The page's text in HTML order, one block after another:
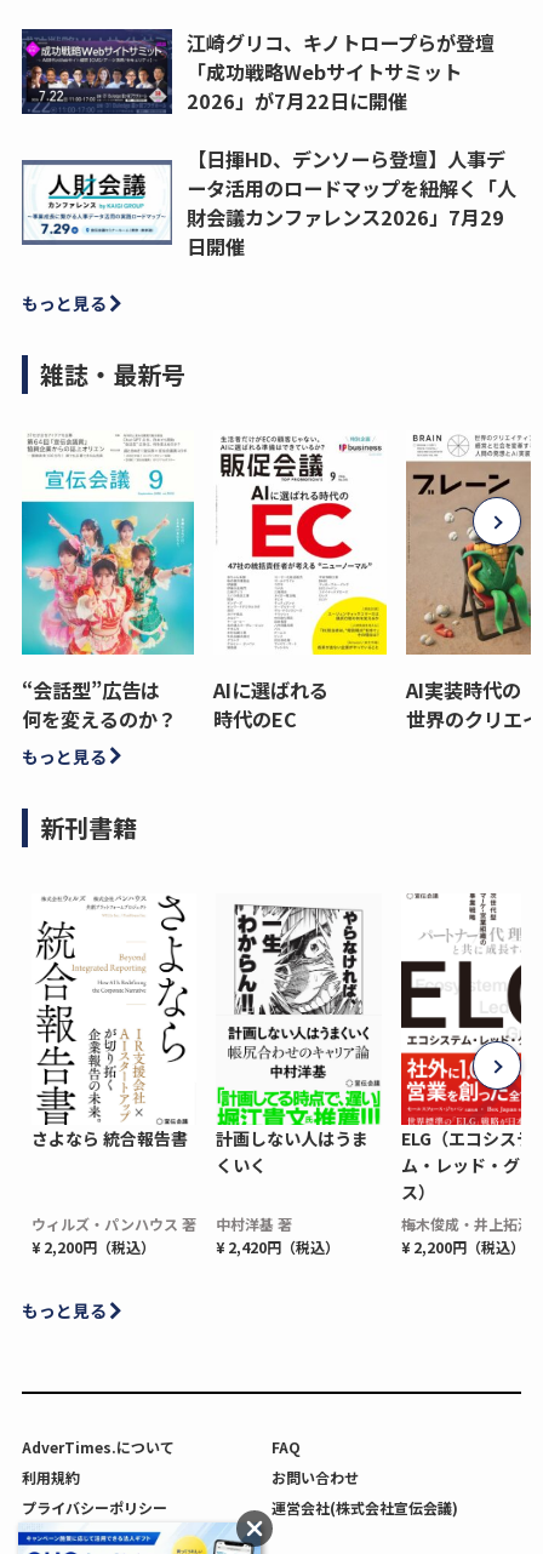
江崎グリコ、キノトロープらが登壇
「成功戦略Webサイトサミット
2026」が7月22日に開催
【日揮HD、デンソーら登壇】人事デ
ータ活用のロードマップを紐解く「人
財会議カンファレンス2026」7月29
日開催
もっと見る
雑誌・最新号
“会話型”広告は
何を変えるのか？
AIに選ばれる
時代のEC
AI実装時代の
世界のクリエ
もっと見る
新刊書籍
さよなら 統合報告書
ウィルズ・パンハウス 著
¥ 2,200円（税込）
計画しない人はうま
くいく
中村洋基 著
¥ 2,420円（税込）
ELG（エコシステ
ム・レッド・グロ
ス）
梅木俊成・井上拓海
¥ 2,200円（税込）
もっと見る
AdverTimes.について
FAQ
利用規約
お問い合わせ
プライバシーポリシー
運営会社(株式会社宣伝会議)
利用者情報の外部送信について